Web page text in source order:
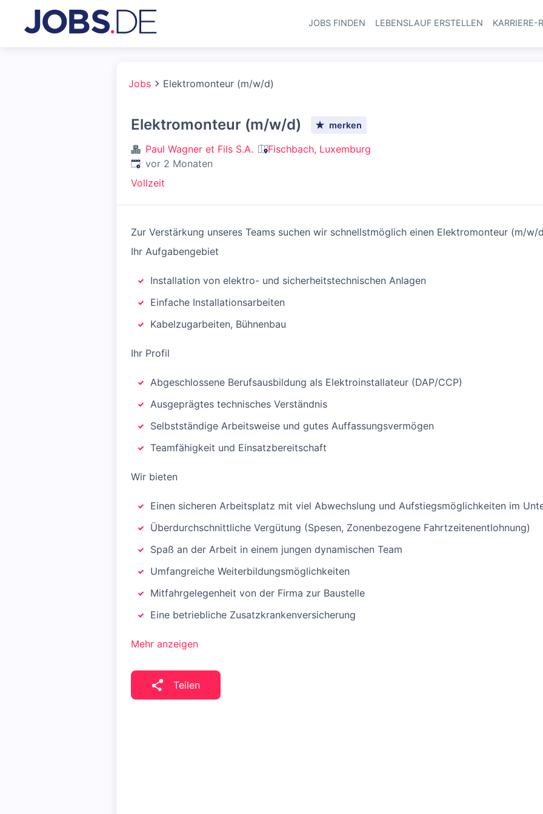
Haupt-
JOBS FINDEN LEBENSLAUF ERSTELLEN KARRIERE-
Jobs Elektromonteur (m/w/d)
Elektromonteur (m/w/d) merken
Paul Wagner et Fils S.A.
Fischbach, Luxemburg
Veröffentlicht:
vor 2 Monaten
Vollzeit
Zur Verstärkung unseres Teams suchen wir schnellstmöglich einen Elektromonteur (m/w/
Ihr Aufgabengebiet
Installation von elektro- und sicherheitstechnischen Anlagen
Einfache Installationsarbeiten
Kabelzugarbeiten, Bühnenbau
Ihr Profil
Abgeschlossene Berufsausbildung als Elektroinstallateur (DAP/CCP)
Ausgeprägtes technisches Verständnis
Selbstständige Arbeitsweise und gutes Auffassungsvermögen
Teamfähigkeit und Einsatzbereitschaft
Wir bieten
Einen sicheren Arbeitsplatz mit viel Abwechslung und Aufstiegsmöglichkeiten im
Überdurchschnittliche Vergütung (Spesen, Zonenbezogene Fahrtzeitenentlohnung)
Spaß an der Arbeit in einem jungen dynamischen Team
Umfangreiche Weiterbildungsmöglichkeiten
Mitfahrgelegenheit von der Firma zur Baustelle
Eine betriebliche Zusatzkrankenversicherung
Mehr anzeigen
Teilen